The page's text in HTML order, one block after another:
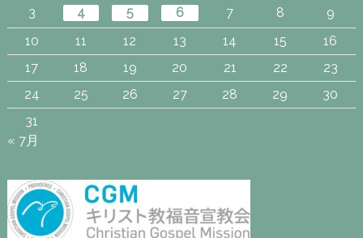
3
4 5 6 7 8
9
10
11 12 13 14 15
16
17
18 19 20 21 22
23
24
25 26 27 28 29
30
31
« 7月